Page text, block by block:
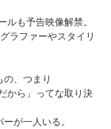
も予告映像解禁。
ラファーやスタイリ
、つまり
から」ってな取り決
が一人いる。